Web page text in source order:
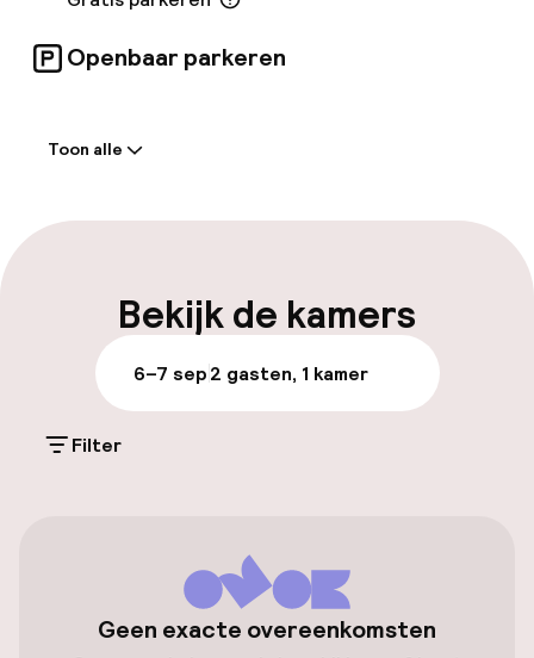
Openbaar parkeren
Meertalige medewerkers
Parkeren & mobiliteit
Parkeergelegenheid op eigen terrein
(buiten)
Entertainment
Toon alle
Bekijk de kamers
6–7 sep2 gasten, 1 kamer
Filter
Geen exacte overeenkomsten